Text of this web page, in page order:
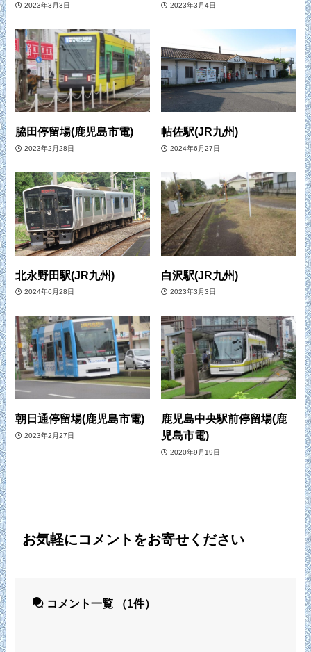
2023年3月3日 2023年3月4日
脇田停留場(鹿児島市電)
2023年2月28日
帖佐駅(JR九州)
2024年6月27日
北永野田駅(JR九州)
2024年6月28日
白沢駅(JR九州)
2023年3月3日
朝日通停留場(鹿児島市電)
2023年2月27日
鹿児島中央駅前停留場(鹿
児島市電)
2020年9月19日
お気軽にコメントをお寄せください
コメント一覧 （1件）